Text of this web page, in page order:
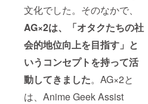
文化でした。そのなかで、
AG×2は、「オタクたちの社
会的地位向上を目指す」と
いうコンセプトを持って活
動してきました。AG×2と
は、Anime Geek Assist